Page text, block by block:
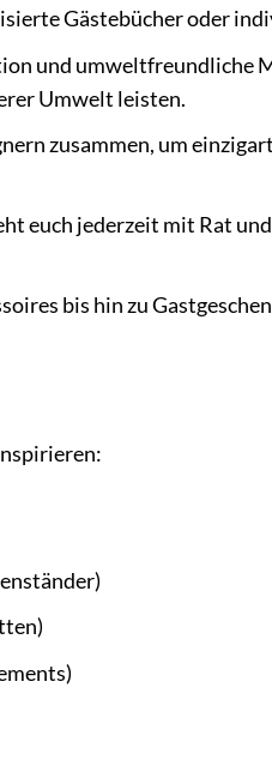
Gästebücher oder
und umweltfreundliche
Umwelt leisten.
zusammen, um
euch jederzeit mit Rat
bis hin zu